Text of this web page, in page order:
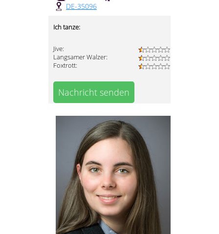
DE-35096
Ich tanze:
Jive:
Langsamer Walzer:
Foxtrott:
Nachricht senden